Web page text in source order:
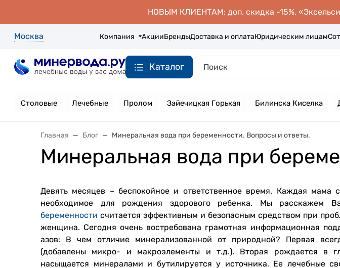
НОВЫМ КЛИЕНТАМ: доп. скидка -15%,
Москва Компания АкцииБрендыДоставка и оплатаЮридическим лицам
Каталог
Столовые Лечебные Пролом Зайечицкая Горькая Билинска Киселка
Главная Блог Минеральная вода при беременности. Вопросы и ответы.
Минеральная вода при
Девять месяцев – беспокойное и ответственное время. Каждая мама
необходимое для рождения здорового ребенка. Мы расскажем
беременности считается эффективным и безопасным средством при
женщина. Сегодня очень востребована грамотная информационная
азов: В чем отличие минерализованной от природной? Первая
(добавлены микро- и макроэлементы и т.д.). Вторая рождается в
насыщается минералами и бутилируется у источника. Ее лечебные